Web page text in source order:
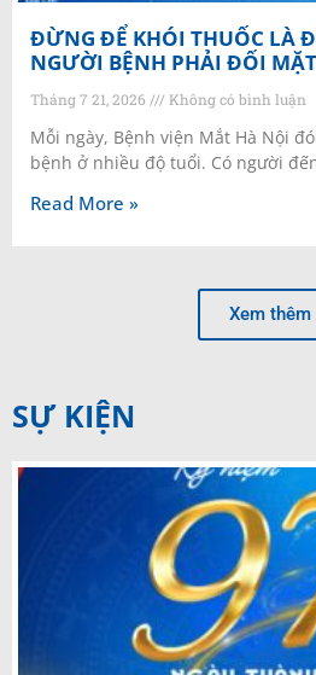
ĐỪNG ĐỂ KHÓI THUỐC LÀ
NGƯỜI BỆNH PHẢI ĐỐI MẶT
Tháng 7 21, 2026 Không có bình luận
Mỗi ngày, Bệnh viện Mắt Hà Nội
bệnh ở nhiều độ tuổi. Có người
Read More »
Xem thêm
SỰ KIỆN